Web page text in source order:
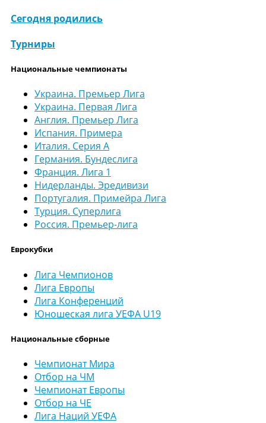
Сегодня родились
Турниры
Национальные чемпионаты
Украина. Премьер Лига
Украина. Первая Лига
Англия. Премьер Лига
Испания. Примера
Италия. Серия А
Германия. Бундеслига
Франция. Лига 1
Нидерланды. Эредивизи
Португалия. Примейра Лига
Турция. Суперлига
Россия. Премьер-лига
Еврокубки
Лига Чемпионов
Лига Европы
Лига Конференций
Юношеская лига УЕФА U19
Национальные сборные
Чемпионат Мира
Отбор на ЧМ
Чемпионат Европы
Отбор на ЧЕ
Лига Наций УЕФА